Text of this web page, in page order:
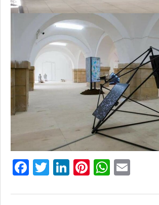
Facebook
Twitter
LinkedIn
Pinterest